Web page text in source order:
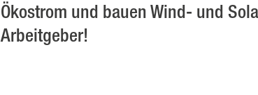
Ökostrom und bauen Wind- und
Arbeitgeber!